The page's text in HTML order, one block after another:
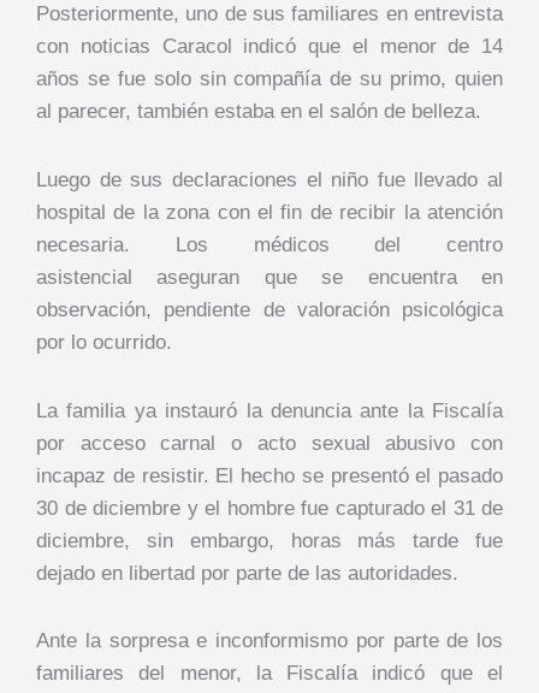
Posteriormente, uno de sus familiares en entrevista
con noticias Caracol indicó que el menor de 14
años se fue solo sin compañía de su primo, quien
al parecer, también estaba en el salón de belleza.
Luego de sus declaraciones el niño fue llevado al
hospital de la zona con el fin de recibir la atención
necesaria. Los médicos del centro
asistencial aseguran que se encuentra en
observación, pendiente de valoración psicológica
por lo ocurrido.
La familia ya instauró la denuncia ante la Fiscalía
por acceso carnal o acto sexual abusivo con
incapaz de resistir. El hecho se presentó el pasado
30 de diciembre y el hombre fue capturado el 31 de
diciembre, sin embargo, horas más tarde fue
dejado en libertad por parte de las autoridades.
Ante la sorpresa e inconformismo por parte de los
familiares del menor, la Fiscalía indicó que el